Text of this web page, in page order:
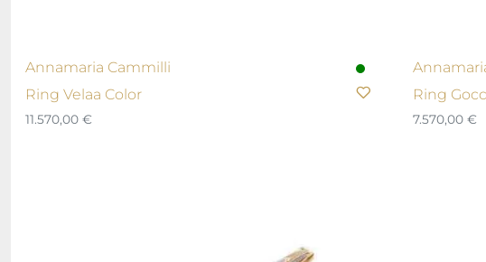
Annamaria Cammilli
Ring Velaa Color
11.570,00 €
Ring
7.570,00€